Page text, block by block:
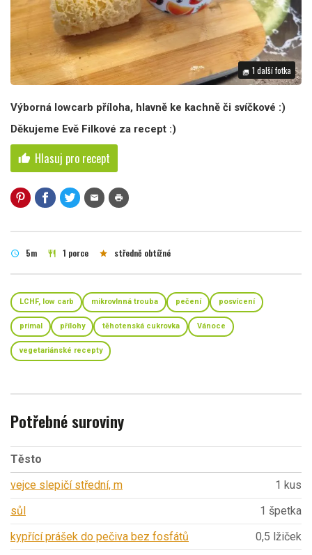
photo_library 1 další fotka
Výborná lowcarb příloha, hlavně ke kachně či svíčkové :)
Děkujeme Evě Filkové za recept :)
thumb_up Hlasuj pro recept
mail print
schedule 5m restaurant 1 porce star středně obtížné
LCHF, low carb mikrovlnná trouba pečení posvícení
primal přílohy těhotenská cukrovka Vánoce
vegetariánské recepty
Potřebné suroviny
Těsto
vejce slepičí střední, m
1 kus
sůl
1 špetka
kypřící prášek do pečiva bez fosfátů
0,5 lžiček